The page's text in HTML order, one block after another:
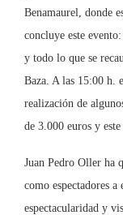
Benamaurel, donde
concluye este
y todo lo que se
Baza. A las 15:00 h.
realización de
de 3.000 euros y
Juan Pedro Oller ha
como espectadores
espectacularidad y